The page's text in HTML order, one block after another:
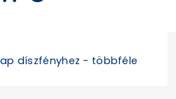
díszfényhez - többféle